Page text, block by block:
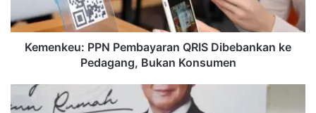
Bukan
Konsumen
Kemenkeu: PPN Pembayaran QRIS Dibebankan ke
Pedagang, Bukan Konsumen
Menteri
PKP